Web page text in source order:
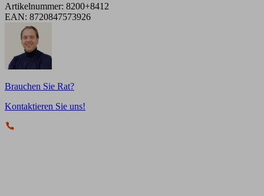
Artikelnummer: 8200+8412
EAN: 8720847573926
Brauchen Sie Rat?
Kontaktieren Sie uns!